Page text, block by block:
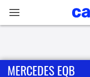
Accueil
MERCEDES EQB